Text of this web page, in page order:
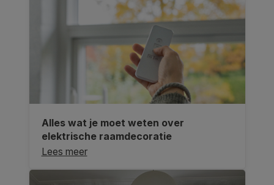
Alles wat je moet weten over
elektrische raamdecoratie
Lees meer